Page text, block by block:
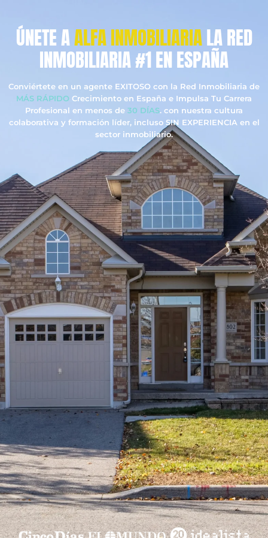
ÚNETE AALFA INMOBILIARIALA RED
INMOBILIARIA #1 EN ESPAÑA
Conviértete en un agente EXITOSO con la Red Inmobiliaria de
MÁS RÁPIDO Crecimiento en España e Impulsa Tu Carrera
Profesional en menos de 30 DÍAS. con nuestra cultura
colaborativa y formación líder, incluso SIN EXPERIENCIA en el
sector inmobiliario.